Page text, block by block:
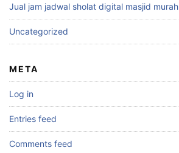
Jual jam jadwal sholat digital masjid murah
Uncategorized
META
Log in
Entries feed
Comments feed